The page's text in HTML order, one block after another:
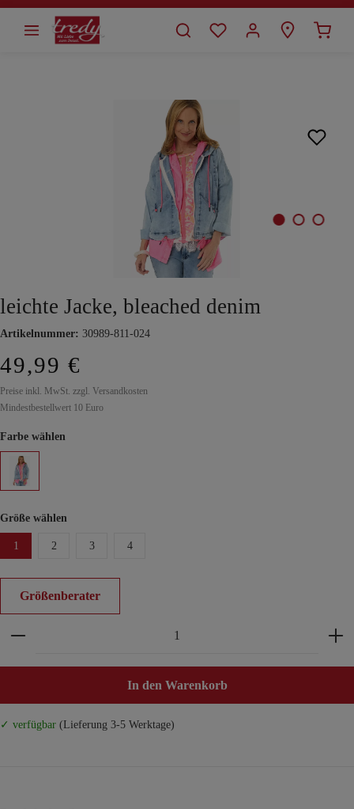
springen
leichte Jacke, bleached denim
Artikelnummer: 30989-811-024
49,99 €
Preise inkl. MwSt. zzgl. Versandkosten
Mindestbestellwert 10 Euro
Farbe wählen
Größe wählen
1 2 3 4
Größenberater
Produkt Anzahl: Gib den gewünschten Wert ein
In den Warenkorb
✓ verfügbar (Lieferung 3-5 Werktage)